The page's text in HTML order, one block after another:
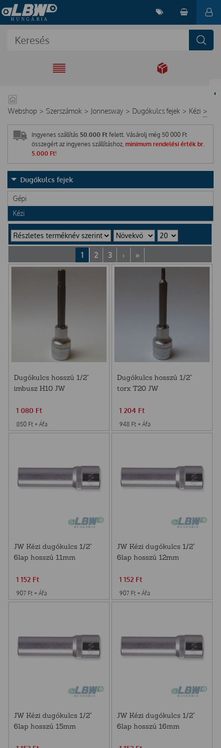
EGYÜTT A
Webshop > Szerszámok > Jonnesway > Dugókulcs fejek > Kézi >
Ingyenes szállítás 50.000 Ft felett. Vásárolj még 50 000 Ft
összegért az ingyenes szállításhoz, minimum rendelési érték br.
5.000 Ft!
Dugókulcs fejek
Gépi
Kézi
1 2 3 › »
Dugókulcs hosszú 1/2"
imbusz H10 JW
1 080 Ft
850 Ft + Áfa
Dugókulcs hosszú 1/2"
torx T20 JW
1 204 Ft
948 Ft + Áfa
JW Kézi dugókulcs 1/2"
6lap hosszú 11mm
1 152 Ft
907 Ft + Áfa
JW Kézi dugókulcs 1/2"
6lap hosszú 12mm
1 152 Ft
907 Ft + Áfa
JW Kézi dugókulcs 1/2"
6lap hosszú 15mm
JW Kézi dugókulcs 1/2"
6lap hosszú 16mm